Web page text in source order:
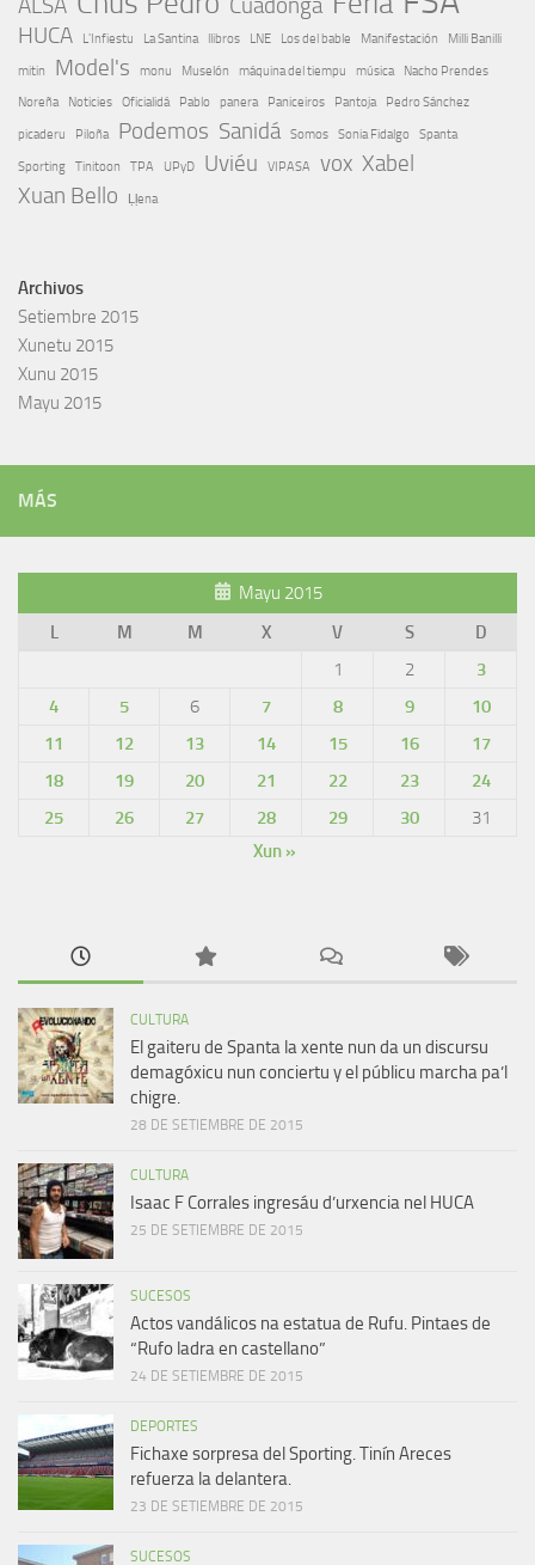
HUCA L'Infiestu La Santina llibros LNE Los del bable Manifestación Milli Banilli
mitin Model's monu Muselón máquina del tiempu música
Nacho Prendes
Noreña
Noticies Oficialidá Pablo panera Paniceiros Pantoja Pedro Sánchez
picaderu Piloña Podemos Sanidá Somos Sonia Fidalgo Spanta
Sporting Tinitoon TPA UPyD Uviéu VIPASA vox Xabel
Xuan Bello
Ḷḷena
Archivos
Setiembre 2015
Xunetu 2015
Xunu 2015
Mayu 2015
MÁS
Mayu 2015
L
M M X V S
D
1
2
3
4
5 6 7 8 9
10
11
12 13 14 15 16
17
18
19 20 21 22 23
24
25
26 27 28 29 30
31
Xun »
CULTURA
El gaiteru de Spanta la xente nun da un discursu
demagóxicu nun conciertu y el públicu marcha pa’l
chigre.
28 DE SETIEMBRE DE 2015
CULTURA
Isaac F Corrales ingresáu d’urxencia nel HUCA
25 DE SETIEMBRE DE 2015
SUCESOS
Actos vandálicos na estatua de Rufu. Pintaes de
“Rufo ladra en castellano”
24 DE SETIEMBRE DE 2015
DEPORTES
Fichaxe sorpresa del Sporting. Tinín Areces
refuerza la delantera.
23 DE SETIEMBRE DE 2015
SUCESOS